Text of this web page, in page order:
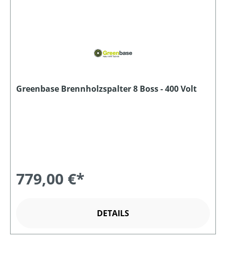
Greenbase Brennholzspalter 8 Boss - 400 Volt
779,00 €*
DETAILS